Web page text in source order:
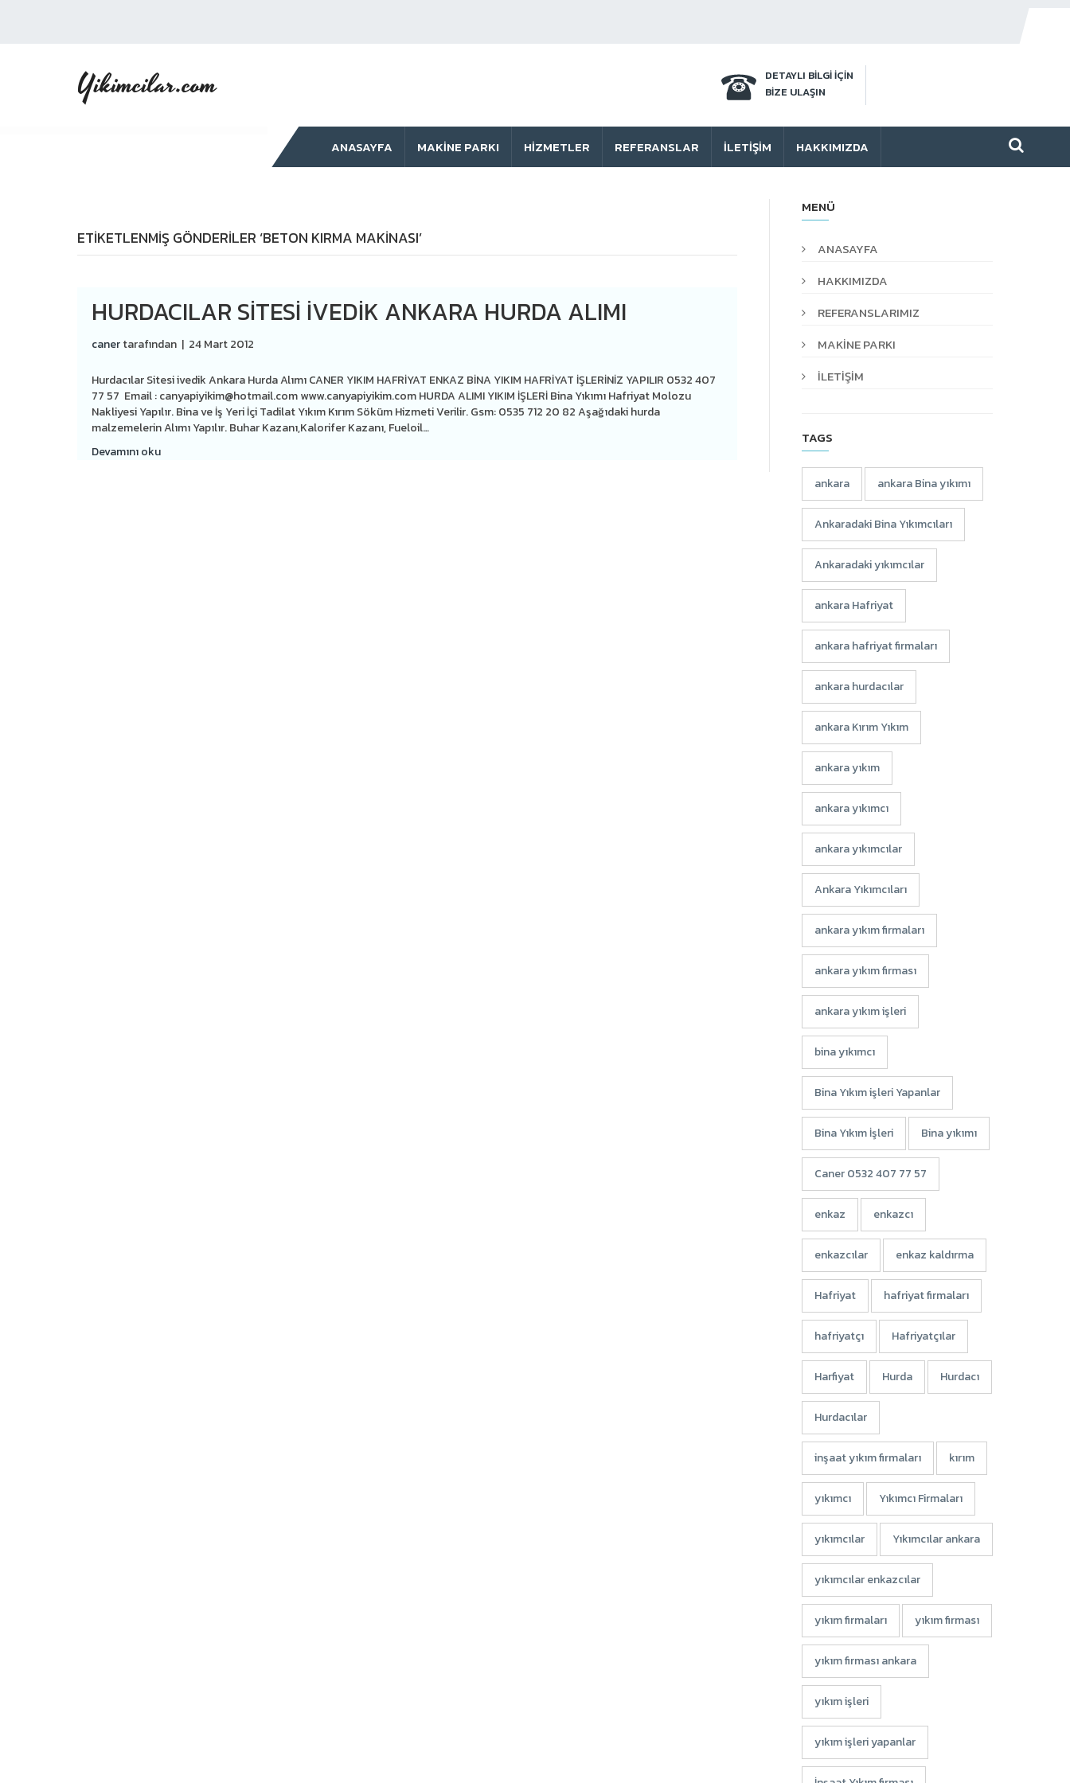
Yikimcilar.com
DETAYLI BİLGİ İÇİN
BİZE ULAŞIN
ANASAYFA MAKINE PARKI HIZMETLER REFERANSLAR İLETIŞIM HAKKIMIZDA
ETIKETLENMIŞ GÖNDERILER ‘BETON KIRMA MAKINASI’
HURDACILAR SITESI IVEDIK ANKARA HURDA ALIMI
canertarafından | 24 Mart 2012
Hurdacılar Sitesi ivedik Ankara Hurda Alımı CANER YIKIM HAFRİYAT ENKAZ BİNA YIKIM HAFRİYAT İŞLERİNİZ YAPILIR 0532 407
77 57 Email :canyapiyikim@hotmail.comwww.canyapiyikim.com HURDA ALIMI YIKIM İŞLERİ Bina Yıkımı Hafriyat Molozu
Nakliyesi Yapılır. Bina ve İş Yeri İçi Tadilat Yıkım Kırım Söküm Hizmeti Verilir. Gsm: 0535 712 20 82 Aşağıdaki hurda
malzemelerin Alımı Yapılır. Buhar Kazanı,Kalorifer Kazanı, Fueloil…
Devamını oku
MENÜ
ANASAYFA
HAKKIMIZDA
REFERANSLARIMIZ
MAKİNE PARKI
İLETİŞİM
TAGS
ankara ankara Bina yıkımı
Ankaradaki Bina Yıkımcıları
Ankaradaki yıkımcılar
ankara Hafriyat
ankara hafriyat firmaları
ankara hurdacılar
ankara Kırım Yıkım
ankara yıkım
ankara yıkımcı
ankara yıkımcılar
Ankara Yıkımcıları
ankara yıkım firmaları
ankara yıkım firması
ankara yıkım işleri
bina yıkımcı
Bina Yıkım işleri Yapanlar
Bina Yıkım İşleri Bina yıkımı
Caner 0532 407 77 57
enkaz enkazcı
enkazcılar enkaz kaldırma
Hafriyat hafriyat firmaları
hafriyatçı Hafriyatçılar
Harfiyat Hurda Hurdacı
Hurdacılar
inşaat yıkım firmaları kırım
yıkımcı Yıkımcı Firmaları
yıkımcılar Yıkımcılar ankara
yıkımcılar enkazcılar
yıkım firmaları yıkım firması
yıkım firması ankara
yıkım işleri
yıkım işleri yapanlar